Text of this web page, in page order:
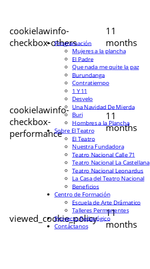
cookielawinfo-
checkbox-others
11
months
cookielawinfo-
checkbox-
performance
11
months
viewed_cookie_policy
11
months
Programación
Mujeres a la plancha
El Padre
Que nada me quite la paz
Burundanga
Contratiempo
1 Y 11
Desvelo
Una Navidad De Mierda
Buri
Hombres a la Plancha
Sobre El Teatro
El Teatro
Nuestra Fundadora
Teatro Nacional Calle 71
Teatro Nacional La Castellana
Teatro Nacional Leonardus
La Casa del Teatro Nacional
Beneficios
Centro de Formación
Escuela de Arte Drámatico
Talleres Permanentes
Proyecto Pedagógico
Contáctanos